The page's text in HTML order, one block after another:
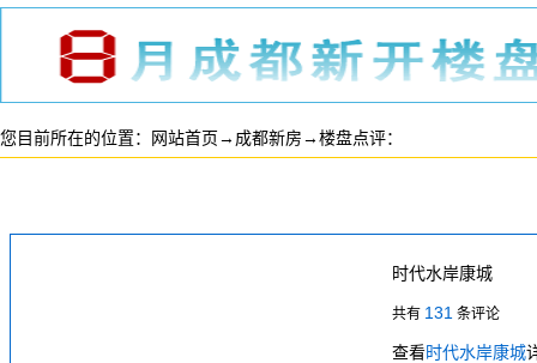
您目前所在的位置： 网站首页→ 成都新房→楼盘点评：
时代水岸康城
共有 131 条评论
查看时代水岸康城